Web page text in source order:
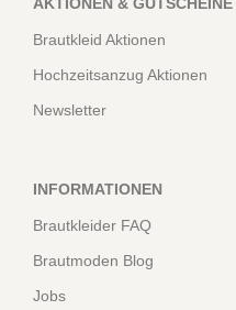
Brautkleid Aktionen
Hochzeitsanzug Aktionen
Newsletter
INFORMATIONEN
Brautkleider FAQ
Brautmoden Blog
Jobs